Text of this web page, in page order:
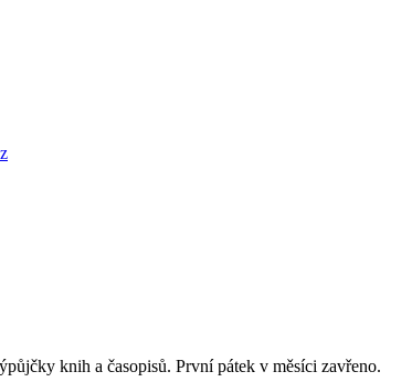
knih a časopisů. První pátek v měsíci zavřeno.